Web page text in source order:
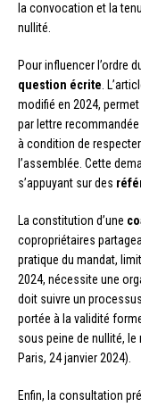
la convocation et la
nullité.
Pour influencer l’ordre
question écrite.
modifié en 2024, permet
par lettre
à condition de
l’assemblée. Cette
s’appuyant sur des
La constitution d’une
copropriétaires
pratique du mandat,
2024, nécessite une
doit suivre un
portée à la validité
sous peine de nullité,
Paris, 24 janvier 2024).
Enfin, la consultation